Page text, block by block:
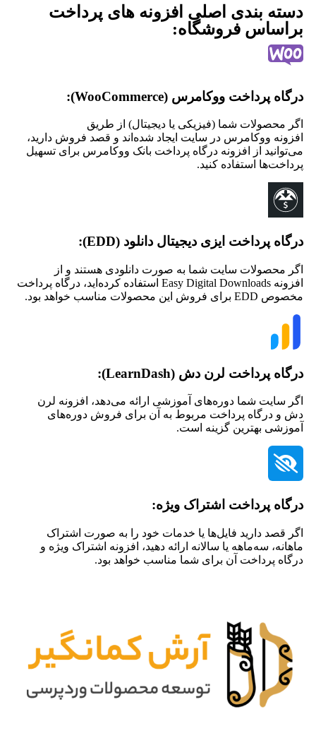
دسته بندی اصلی افزونه های پرداخت
براساس فروشگاه:
درگاه پرداخت ووکامرس (WooCommerce):
اگر محصولات شما (فیزیکی یا دیجیتال) از طریق
افزونه ووکامرس در سایت ایجاد شده‌اند و قصد فروش دارید،
می‌توانید از افزونه درگاه پرداخت بانک ووکامرس برای تسهیل
پرداخت‌ها استفاده کنید.
درگاه پرداخت ایزی دیجیتال دانلود (EDD):
اگر محصولات سایت شما به صورت دانلودی هستند و از
افزونه Easy Digital Downloads استفاده کرده‌اید، درگاه پرداخت
مخصوص EDD برای فروش این محصولات مناسب خواهد بود.
درگاه پرداخت لرن دش (LearnDash):
اگر سایت شما دوره‌های آموزشی ارائه می‌دهد، افزونه لرن
دش و درگاه پرداخت مربوط به آن برای فروش دوره‌های
آموزشی بهترین گزینه است.
درگاه پرداخت اشتراک ویژه:
اگر قصد دارید فایل‌ها یا خدمات خود را به صورت اشتراک
ماهانه، سه‌ماهه یا سالانه ارائه دهید، افزونه اشتراک ویژه و
درگاه پرداخت آن برای شما مناسب خواهد بود.